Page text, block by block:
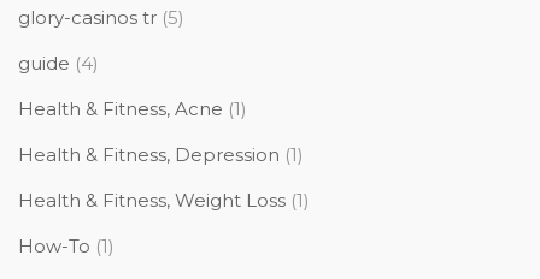
glory-casinos tr (5)
guide (4)
Health & Fitness, Acne (1)
Health & Fitness, Depression (1)
Health & Fitness, Weight Loss (1)
How-To (1)